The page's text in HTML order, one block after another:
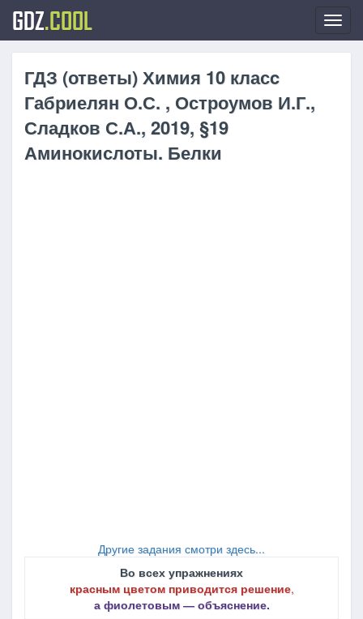
GDZ.COOL
ГДЗ (ответы) Химия 10 класc
Габриелян О.С. , Остроумов И.Г.,
Сладков С.А., 2019, §19
Аминокислоты. Белки
Другие задания смотри здесь...
Во всех упражнениях
красным цветом приводится решение,
а фиолетовым ― объяснение.